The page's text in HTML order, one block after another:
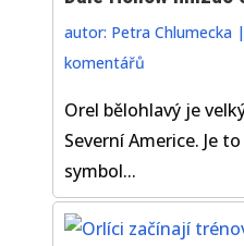
autor: Petra Chlumecka |
komentářů
Orel bělohlavý je
Severní Americe. Je
symbol...